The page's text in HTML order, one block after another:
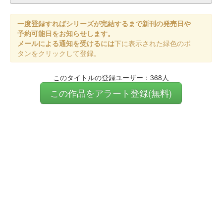
一度登録すればシリーズが完結するまで新刊の発売日や
予約可能日をお知らせします。
メールによる通知を受けるには下に表示された緑色のボ
タンをクリックして登録。
このタイトルの登録ユーザー：368人
この作品をアラート登録(無料)